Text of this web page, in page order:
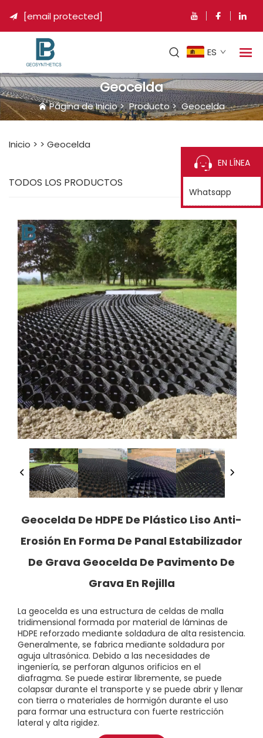
 [email protected]
ES
Geocelda
Página de Inicio>Producto>Geocelda
Inicio > > Geocelda
TODOS LOS PRODUCTOS
Geocelda De HDPE De Plástico Liso Anti-
Erosión En Forma De Panal Estabilizador
De Grava Geocelda De Pavimento De
Grava En Rejilla
La geocelda es una estructura de celdas de malla
tridimensional formada por material de láminas de
HDPE reforzado mediante soldadura de alta resistencia.
Generalmente, se fabrica mediante soldadura por
aguja ultrasónica. Debido a las necesidades de
ingeniería, se perforan algunos orificios en el
diafragma. Se puede estirar libremente, se puede
colapsar durante el transporte y se puede abrir y llenar
con tierra o materiales de hormigón durante el uso
para formar una estructura con fuerte restricción
lateral y alta rigidez.
EN LÍNEA
Whatsapp